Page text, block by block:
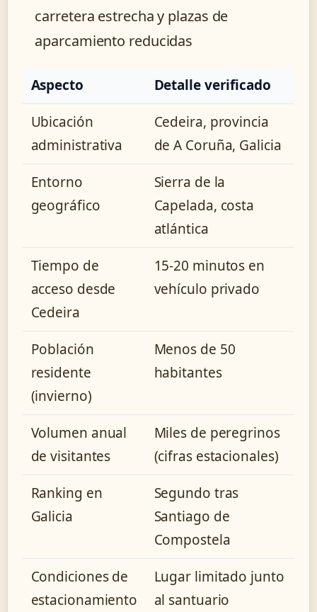
carretera estrecha y plazas de
aparcamiento reducidas
Aspecto
Detalle verificado
Ubicación
administrativa
Cedeira, provincia
de A Coruña, Galicia
Entorno
geográfico
Sierra de la
Capelada, costa
atlántica
Tiempo de
acceso desde
Cedeira
15-20 minutos en
vehículo privado
Población
residente
(invierno)
Menos de 50
habitantes
Volumen anual
de visitantes
Miles de peregrinos
(cifras estacionales)
Ranking en
Galicia
Segundo tras
Santiago de
Compostela
Condiciones de
estacionamiento
Lugar limitado junto
al santuario